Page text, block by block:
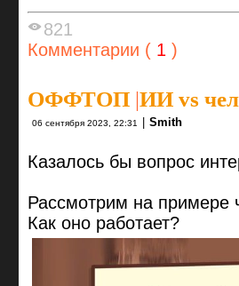
821
Комментарии ( 1 )
ОФФТОП |ИИ vs
06 сентября 2023, 22:31 | Smith
Казалось бы вопрос
Рассмотрим на примере
Как оно работает?